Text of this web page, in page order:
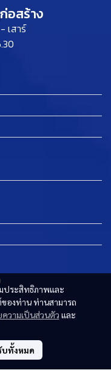
ประสิทธิภาพและ
องท่าน ท่านสามารถ
ความเป็นส่วนตัว และ
บทั้งหมด
อสร้าง
เสาร์